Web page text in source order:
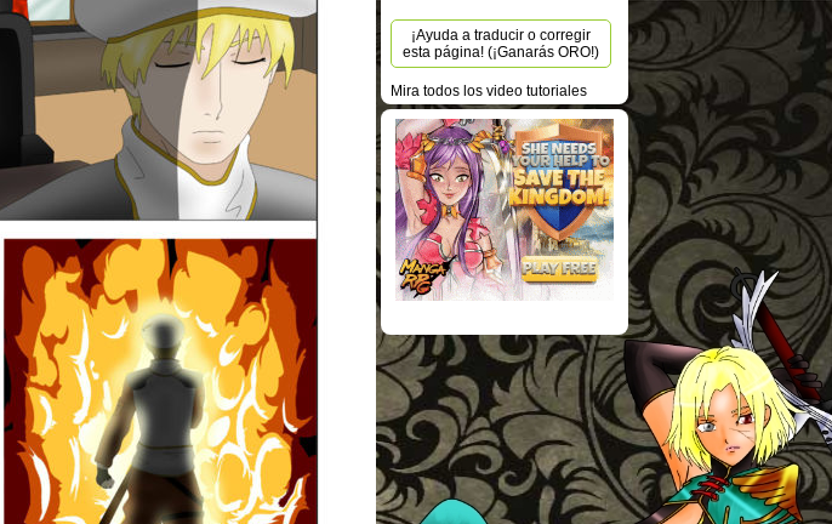
¡Ayuda a traducir o corregir
esta página! (¡Ganarás ORO!)
Mira todos los video tutoriales